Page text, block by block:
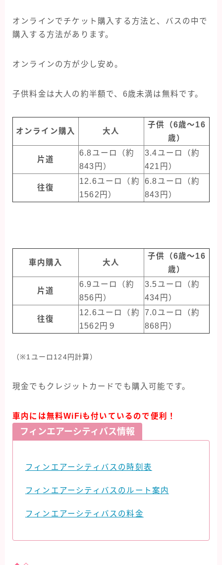
オンラインでチケット購入する方法と、バスの中で
購入する方法があります。
オンラインの方が少し安め。
子供料金は大人の約半額で、6歳未満は無料です。
オンライン購入 大人
子供（6歳〜16
歳）
片道
6.8ユーロ（約
843円）
3.4ユーロ（約
421円）
往復
12.6ユーロ（約
1562円）
6.8ユーロ（約
843円）
車内購入 大人
子供（6歳〜16
歳）
片道
6.9ユーロ（約
856円）
3.5ユーロ（約
434円）
往復
12.6ユーロ（約
1562円９
7.0ユーロ（約
868円）
（※1ユーロ124円計算）
現金でもクレジットカードでも購入可能です。
車内には無料WiFiも付いているので便利！
フィンエアーシティバス情報
フィンエアーシティバスの時刻表
フィンエアーシティバスのルート案内
フィンエアーシティバスの料金